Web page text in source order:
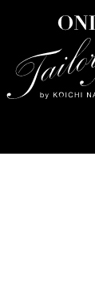
ャケット